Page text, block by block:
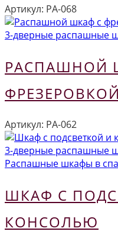
Артикул: РА-068
3-дверные распашные
РАСПАШНОЙ
Артикул: РА-062
3-дверные распашные
Распашные шкафы в
ШКАФ С
КОНСОЛЬЮ